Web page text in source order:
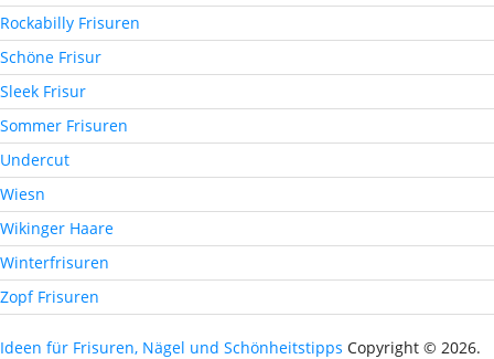
Rockabilly Frisuren
Schöne Frisur
Sleek Frisur
Sommer Frisuren
Undercut
Wiesn
Wikinger Haare
Winterfrisuren
Zopf Frisuren
Ideen für Frisuren, Nägel und Schönheitstipps Copyright © 2026.